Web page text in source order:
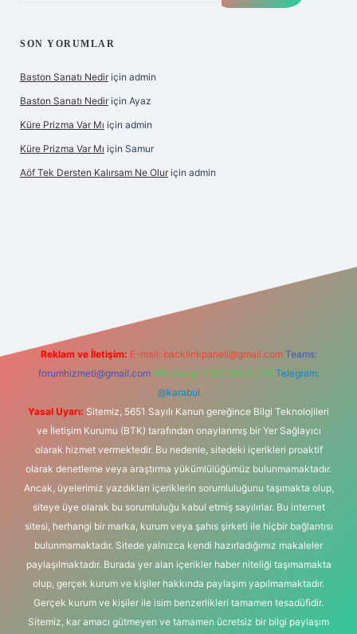
SON YORUMLAR
Baston Sanatı Nedir için admin
Baston Sanatı Nedir için Ayaz
Küre Prizma Var Mı için admin
Küre Prizma Var Mı için Samur
Aöf Tek Dersten Kalırsam Ne Olur için admin
Reklam ve İletişim: E-mail: backlinkpaneli@gmail.com Teams:
forumhizmeti@gmail.com Whatsapp: 0262 606 0 726 Telegram:
@karabul
Yasal Uyarı: Sitemiz, 5651 Sayılı Kanun gereğince Bilgi Teknolojileri
ve İletişim Kurumu (BTK) tarafından onaylanmış bir Yer Sağlayıcı
olarak hizmet vermektedir. Bu nedenle, sitedeki içerikleri proaktif
olarak denetleme veya araştırma yükümlülüğümüz bulunmamaktadır.
Ancak, üyelerimiz yazdıkları içeriklerin sorumluluğunu taşımakta olup,
siteye üye olarak bu sorumluluğu kabul etmiş sayılırlar. Bu internet
sitesi, herhangi bir marka, kurum veya şahıs şirketi ile hiçbir bağlantısı
bulunmamaktadır. Sitede yalnızca kendi hazırladığımız makaleler
paylaşılmaktadır. Burada yer alan içerikler haber niteliği taşımamakta
olup, gerçek kurum ve kişiler hakkında paylaşım yapılmamaktadır.
Gerçek kurum ve kişiler ile isim benzerlikleri tamamen tesadüfidir.
Sitemiz, kar amacı gütmeyen ve tamamen ücretsiz bir bilgi paylaşım